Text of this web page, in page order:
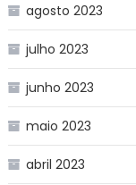
agosto 2023
julho 2023
junho 2023
maio 2023
abril 2023